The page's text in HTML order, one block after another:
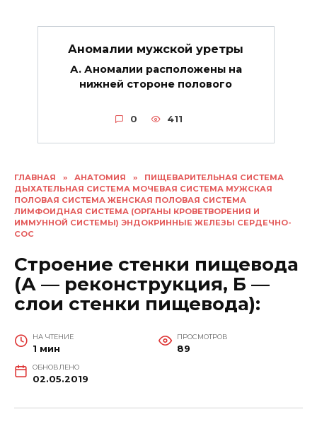
ГЛАВНАЯ » АНАТОМИЯ »
ПИЩЕВАРИТЕЛЬНАЯ СИСТЕМА
ДЫХАТЕЛЬНАЯ СИСТЕМА МОЧЕВАЯ СИСТЕМА МУЖСКАЯ
ПОЛОВАЯ СИСТЕМА ЖЕНСКАЯ ПОЛОВАЯ СИСТЕМА
ЛИМФОИДНАЯ СИСТЕМА (ОРГАНЫ КРОВЕТВОРЕНИЯ И
ИММУННОЙ СИСТЕМЫ) ЭНДОКРИННЫЕ ЖЕЛЕЗЫ СЕРДЕЧНО-
СОС
Строение стенки пищевода
(А — реконструкция, Б —
слои стенки пищевода):
НА ЧТЕНИЕ
1 мин
ПРОСМОТРОВ
89
ОБНОВЛЕНО
02.05.2019
Аномалии мужской уретры
А. Аномалии расположены на
нижней стороне полового
0 411